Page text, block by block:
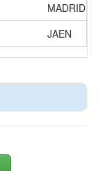
MADRID
JAEN